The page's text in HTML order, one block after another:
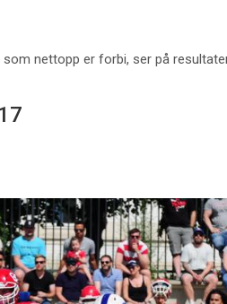
som nettopp er forbi, ser på